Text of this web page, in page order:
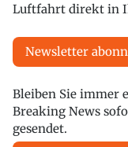
Luftfahrt direkt in
Newsletter
Bleiben Sie immer
Breaking News
gesendet.